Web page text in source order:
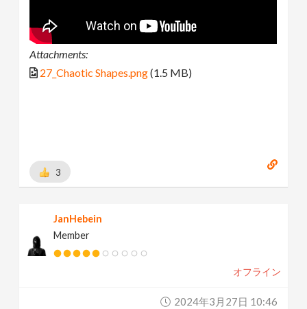
Attachments:
27_Chaotic Shapes.png(1.5 MB)
3
JanHebein
Member
オフライン
2024年3月27日 10:46